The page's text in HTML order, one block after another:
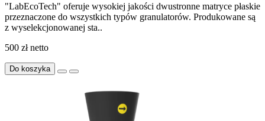
"LabEcoTech" oferuje wysokiej jakości dwustronne matryce płaskie
przeznaczone do wszystkich typów granulatorów. Produkowane są
z wyselekcjonowanej sta..
500 złnetto
Do koszyka